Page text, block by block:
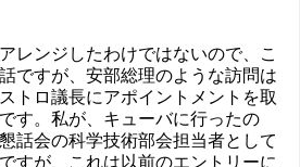
レンジしたわけではないので、こ
ですが、安部総理のような訪問は
トロ議長にアポイントメントを取
す。私が、キューバに行ったの
話会の科学技術部会担当者として
すが、これは以前のエントリーに